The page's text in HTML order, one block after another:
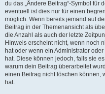
du das „Ändere Beitrag“-Symbol für
eventuell ist dies nur für einen
möglich. Wenn bereits jemand auf
Beitrag in der Themenansicht als
die Anzahl als auch der letzte
Hinweis erscheint nicht, wenn noch
hat oder wenn ein Administrator
hat. Diese können jedoch, falls sie
warum dein Beitrag überarbeitet
einen Beitrag nicht löschen können,
hat.